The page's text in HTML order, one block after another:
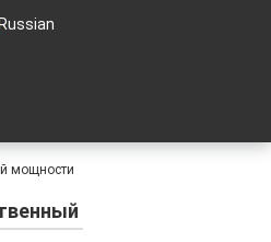
Russian
мощности